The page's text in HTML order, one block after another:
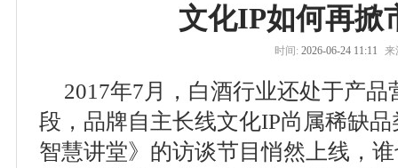
文化IP如何再掀
时间: 2026-06-24 11:11 来
2017年7月，白酒行业还处于产
段，品牌自主长线文化IP尚属稀缺
智慧讲堂》的访谈节目悄然上线，